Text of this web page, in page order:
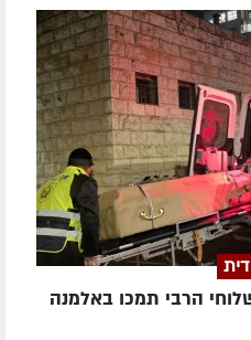
הרבי תמכו באלמנה